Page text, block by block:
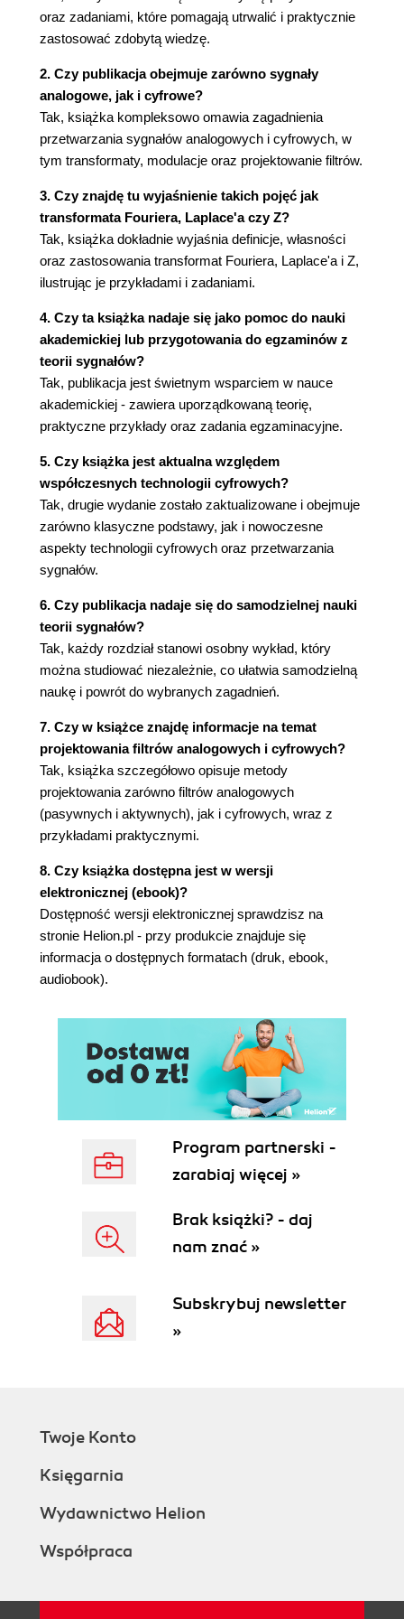
transformowalnego (81)
4.3.3. Transformata całki sygnału L-
transformowalnego (82)
4.3.4. Granica sygnału w zerze (82)
4.3.5. Pochodna transformaty sygnału L-
transformowalnego (82)
4.3.6. Opóźnienie sygnału L-
transformowalnego (83)
transformowalnego (83)
4.3.8. Transformata sygnału okresowego (83)
4.3.9. Transformata splotu sygnałów L-
transformowalnych (84)
4.4. Zastosowanie przekształcenia Laplace'a (84)
4.4.2. Równania różniczkowe cząstkowe (88)
4.4.3. Równania całkowe (90)
4.5. Transmitancja (91)
4.5.1. Odpowiedź impulsowa układu (94)
4.5.2. Badanie stabilności układu (95)
4.5.3. Transmitancja operatorowa a
transmitancja symboliczna (100)
4.6. Literatura (102)
4.7. Zadania (102)
Rozdział 5. Filtry analogowe (105)
5.1. Filtr idealny (105)
5.2. Aproksymacja charakterystyki amplitudowej
filtru idealnego (108)
5.2.1. Filtr Butterwortha (108)
5.2.2. Aproksymacja Czebyszewa (116)
5.2.3. Przekształcenia częstotliwości (122)
5.3. Synteza pasywnych filtrów LC o
5.3.1. Obwód łańcuchowy otwarty na końcu
(133)
5.3.2. Obciążony obwód łańcuchowy (141)
5.3.3. Wzory dla syntezy filtrów Butterwortha -
symetryczny obwód łańcuchowy (143)
5.3.4. Wzory dla syntezy filtrów Butterwortha
5.3.5. Wzory dla syntezy filtrów Czebyszewa
(146)
5.3.6. Przekształcenia częstotliwości raz
jeszcze (148)
5.3.7. Kilka słów o projektowaniu filtrów
pasywnych (152)
5.4.1. Idealny wzmacniacz operacyjny (153)
5.4.2. Kaskadowy filtr aktywny (157)
5.4.3. Równoległy filtr aktywny (157)
5.4.4. Transmitancje rzędu drugiego (158)
5.4.5. Układy z wielokrotnym sprzężeniem
zwrotnym (160)
5.5. Charakterystyka opóźnienia grupowego (164)
5.5.1. Opóźnienie grupowe filtru o stałych
5.5.2. Wyrównywanie charakterystyki fazowej
filtru (166)
5.6. Literatura (172)
5.7. Zadania (173)
6.1.1. Transformaty Fouriera funkcji
trygonometrycznych (175)
jednostkowego (176)
(178)
impulsów Diraca (179)
oraz zadaniami, które pomagają utrwalić i praktycznie
zastosować zdobytą wiedzę.
2. Czy publikacja obejmuje zarówno sygnały
analogowe, jak i cyfrowe?
Tak, książka kompleksowo omawia zagadnienia
przetwarzania sygnałów analogowych i cyfrowych, w
tym transformaty, modulacje oraz projektowanie filtrów.
3. Czy znajdę tu wyjaśnienie takich pojęć jak
transformata Fouriera, Laplace'a czy Z?
Tak, książka dokładnie wyjaśnia definicje, własności
oraz zastosowania transformat Fouriera, Laplace'a i Z,
ilustrując je przykładami i zadaniami.
4. Czy ta książka nadaje się jako pomoc do nauki
akademickiej lub przygotowania do egzaminów z
teorii sygnałów?
Tak, publikacja jest świetnym wsparciem w nauce
akademickiej - zawiera uporządkowaną teorię,
praktyczne przykłady oraz zadania egzaminacyjne.
5. Czy książka jest aktualna względem
współczesnych technologii cyfrowych?
Tak, drugie wydanie zostało zaktualizowane i obejmuje
zarówno klasyczne podstawy, jak i nowoczesne
aspekty technologii cyfrowych oraz przetwarzania
sygnałów.
6. Czy publikacja nadaje się do samodzielnej nauki
teorii sygnałów?
Tak, każdy rozdział stanowi osobny wykład, który
można studiować niezależnie, co ułatwia samodzielną
naukę i powrót do wybranych zagadnień.
7. Czy w książce znajdę informacje na temat
projektowania filtrów analogowych i cyfrowych?
Tak, książka szczegółowo opisuje metody
projektowania zarówno filtrów analogowych
(pasywnych i aktywnych), jak i cyfrowych, wraz z
przykładami praktycznymi.
8. Czy książka dostępna jest w wersji
elektronicznej (ebook)?
Dostępność wersji elektronicznej sprawdzisz na
stronie Helion.pl - przy produkcie znajduje się
informacja o dostępnych formatach (druk, ebook,
audiobook).
Program partnerski -
zarabiaj więcej »
Brak książki? - daj
nam znać »
Subskrybuj newsletter
»
Twoje Konto
Księgarnia
Wydawnictwo Helion
Współpraca